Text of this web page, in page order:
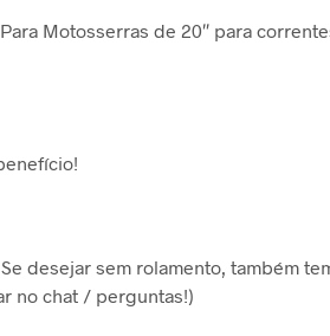
Motosserras de 20″ para
desejar sem rolamento, também
no chat / perguntas!)